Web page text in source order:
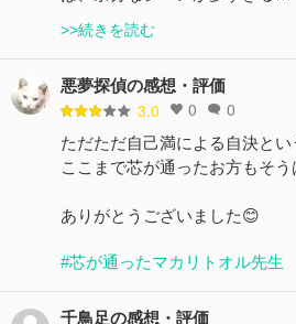
>>続きを読む
悪夢探偵の感想・評価
3.0 0 0
ただただ自己満による自決とい
ここまで芯が通ったお方もそ
ありがとうございました😊
#芯が通ったマカリトオル先生
千鳥足の感想・評価